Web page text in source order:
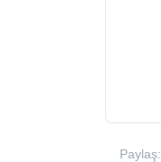
Paylaş: